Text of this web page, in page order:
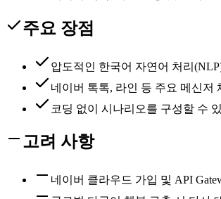
주요 장점
압도적인 한국어 자연어 처리
네이버 톡톡, 라인 등 주요 메신저
코딩 없이 시나리오를 구성할 수
고려 사항
네이버 클라우드 가입 및 API